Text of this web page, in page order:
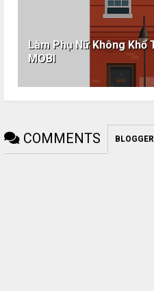
Làm Phụ Nữ Không Khổ
MOBI
COMMENTS BLOGGER